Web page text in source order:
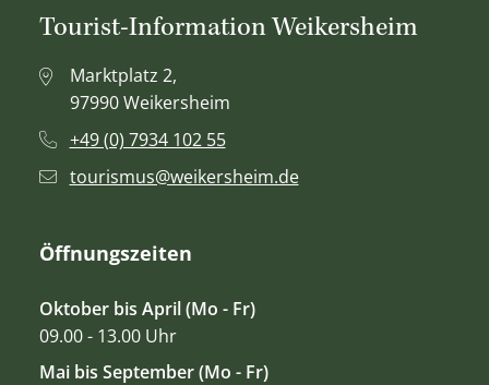
Tourist-Information Weikersheim
Marktplatz 2,
97990 Weikersheim
+49 (0) 7934 102 55
tourismus@weikersheim.de
Öffnungszeiten
Oktober bis April (Mo - Fr)
09.00 - 13.00 Uhr
Mai bis September (Mo - Fr)